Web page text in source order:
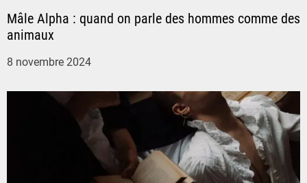
i
o
Mâle Alpha : quand on parle des hommes comme des
animaux
8 novembre 2024